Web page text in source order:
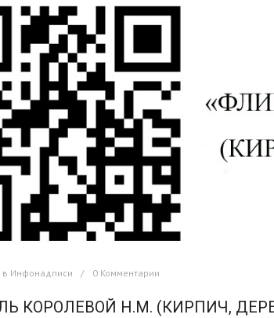
в Инфонадписи 0 Комментарии
КОРОЛЕВОЙ Н.М. (КИРПИЧ,